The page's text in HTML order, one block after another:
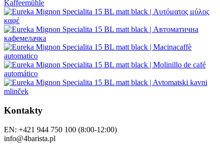
Kontakty
EN: +421 944 750 100 (8:00-12:00)
info@4barista.pl